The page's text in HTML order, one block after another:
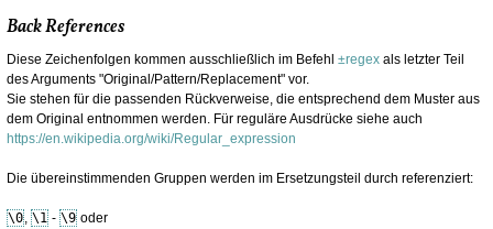
Back References
Diese Zeichenfolgen kommen ausschließlich im Befehl ±regex als letzter Teil
des Arguments "Original/Pattern/Replacement" vor.
Sie stehen für die passenden Rückverweise, die entsprechend dem Muster aus
dem Original entnommen werden. Für reguläre Ausdrücke siehe auch
https://en.wikipedia.org/wiki/Regular_expression
Die übereinstimmenden Gruppen werden im Ersetzungsteil durch referenziert:
\0, \1 - \9 oder